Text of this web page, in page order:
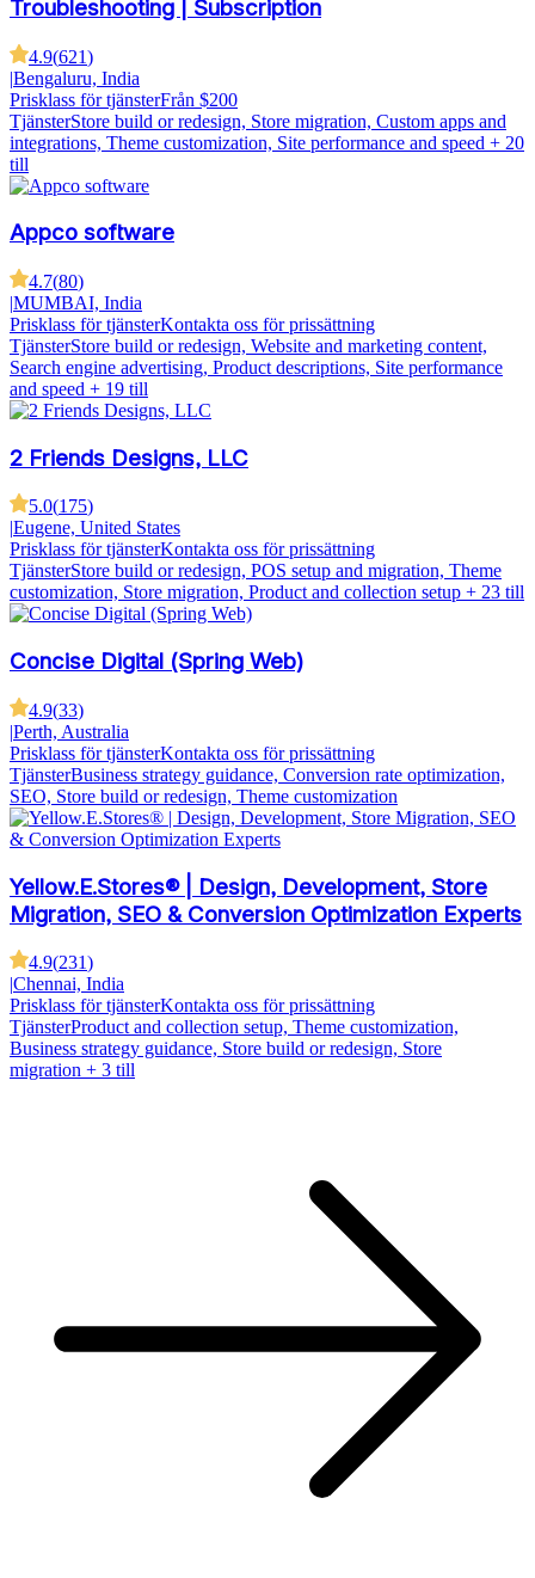
Troubleshooting | Subscription
4.9(621)
|Bengaluru, India
Prisklass för tjänsterFrån $200
TjänsterStore build or redesign, Store migration, Custom apps and
integrations, Theme customization, Site performance and speed + 20
till
Appco software
4.7(80)
|MUMBAI, India
Prisklass för tjänsterKontakta oss för prissättning
TjänsterStore build or redesign, Website and marketing content,
Search engine advertising, Product descriptions, Site performance
and speed + 19 till
2 Friends Designs, LLC
5.0(175)
|Eugene, United States
Prisklass för tjänsterKontakta oss för prissättning
TjänsterStore build or redesign, POS setup and migration, Theme
customization, Store migration, Product and collection setup + 23 till
Concise Digital (Spring Web)
4.9(33)
|Perth, Australia
Prisklass för tjänsterKontakta oss för prissättning
TjänsterBusiness strategy guidance, Conversion rate optimization,
SEO, Store build or redesign, Theme customization
Yellow.E.Stores® | Design, Development, Store
Migration, SEO & Conversion Optimization Experts
4.9(231)
|Chennai, India
Prisklass för tjänsterKontakta oss för prissättning
TjänsterProduct and collection setup, Theme customization,
Business strategy guidance, Store build or redesign, Store
migration + 3 till